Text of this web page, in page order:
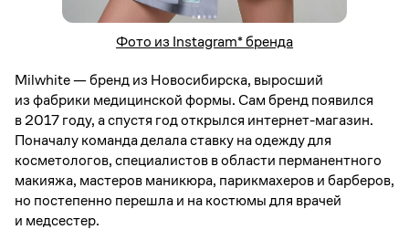
Фото из Instagram* бренда
Milwhite — бренд из Новосибирска, выросший
из фабрики медицинской формы. Сам бренд появился
в 2017 году, а спустя год открылся интернет-магазин.
Поначалу команда делала ставку на одежду для
косметологов, специалистов в области перманентного
макияжа, мастеров маникюра, парикмахеров и барберов,
но постепенно перешла и на костюмы для врачей
и медсестер.